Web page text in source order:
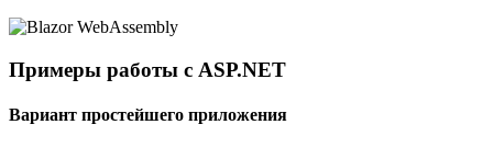
Примеры работы с ASP.NET
Вариант простейшего приложения